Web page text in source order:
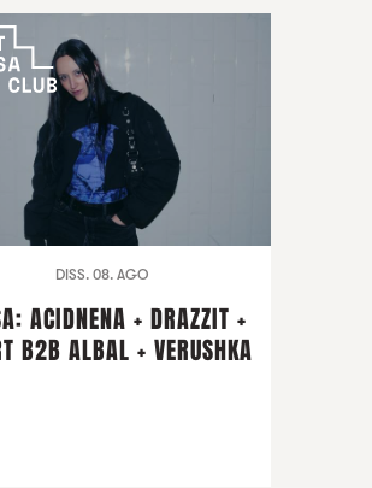
DISS. 08. AGO
ACIDNENA + DRAZZIT +
B2B ALBAL + VERUSHKA